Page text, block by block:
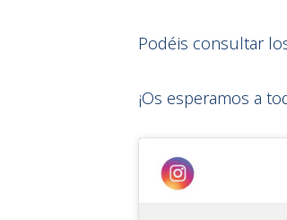
Podéis consultar
¡Os esperamos a